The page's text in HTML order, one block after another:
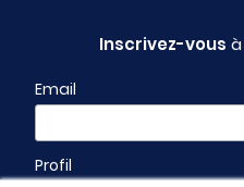
Inscrivez-vous
Email
Profil